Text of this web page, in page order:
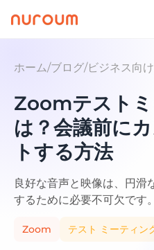
ホーム/ブログ/ビジネス向
Zoomテスト
は？会議前に
トする方法
良好な音声と映像は、円滑
するために必要不可欠です。
Zoom テスト ミーティン